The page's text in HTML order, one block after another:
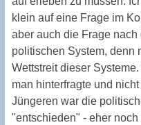
klein auf eine Frage im
aber auch die Frage
politischen System, denn
Wettstreit dieser
man hinterfragte und
Jüngeren war die
"entschieden" - eher